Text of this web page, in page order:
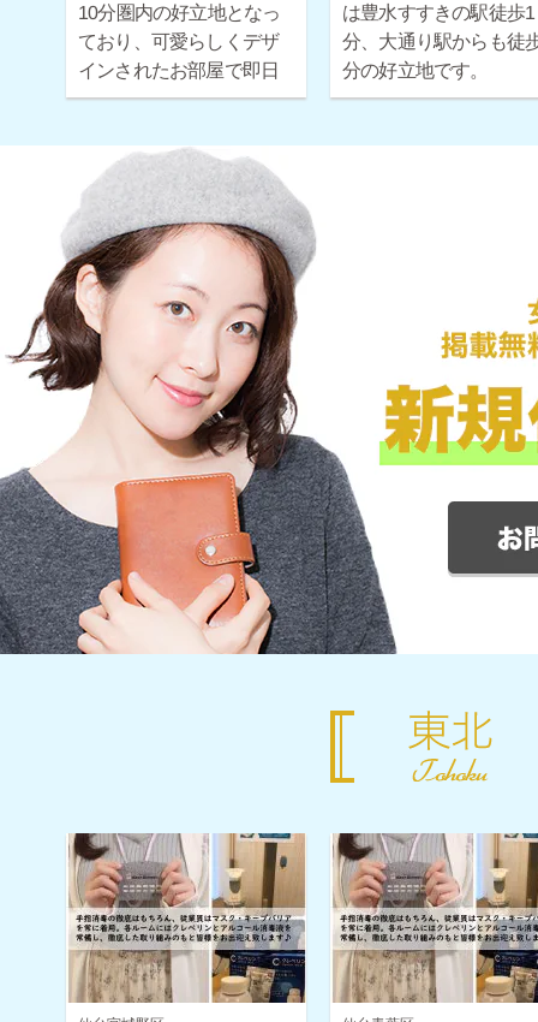
10分圏内の好立地となっ
ており、可愛らしくデザ
インされたお部屋で即日
お
は豊水すすきの駅徒歩1
分、大通り駅からも徒
分の好立地です。